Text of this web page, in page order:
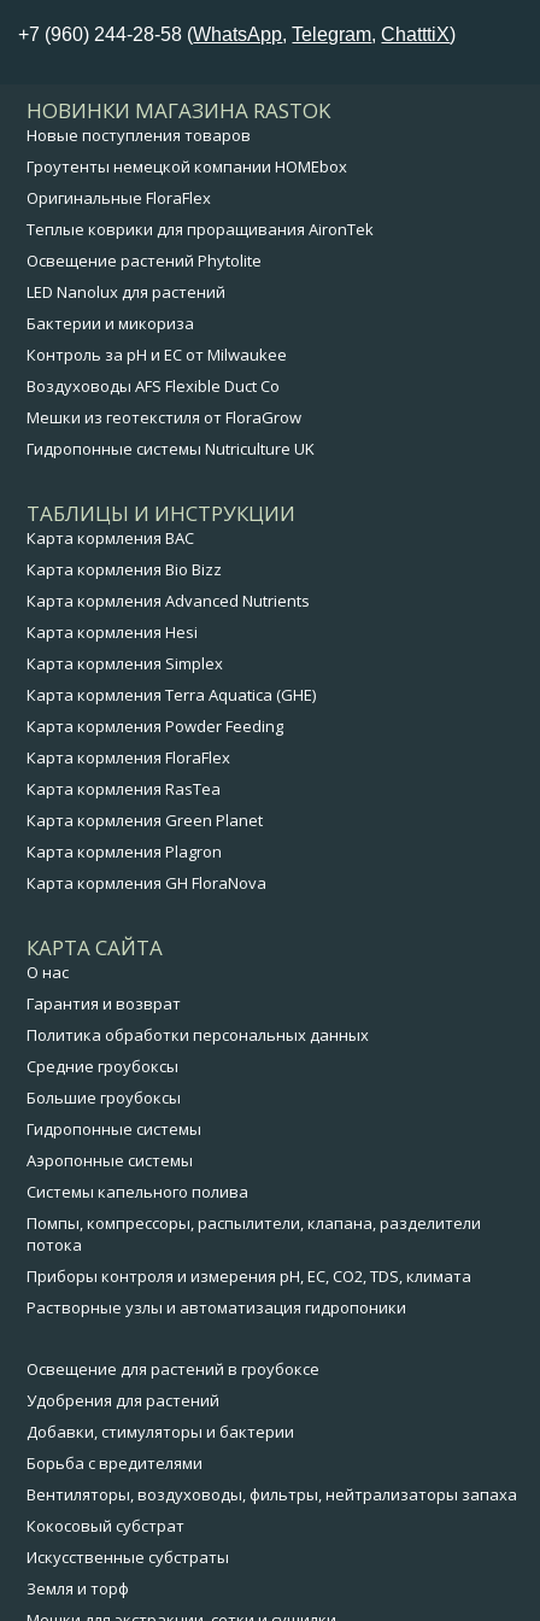
+7 (960) 244-28-58 (WhatsApp,Telegram,ChatttiX)
НОВИНКИ МАГАЗИНА RASTOK
Новые поступления товаров
Гроутенты немецкой компании HOMEbox
Оригинальные FloraFlex
Теплые коврики для проращивания AironTek
Освещение растений Phytolite
LED Nanolux для растений
Бактерии и микориза
Контроль за pH и EC от Milwaukee
Воздуховоды AFS Flexible Duct Co
Мешки из геотекстиля от FloraGrow
Гидропонные системы Nutriculture UK
ТАБЛИЦЫ И ИНСТРУКЦИИ
Карта кормления BAC
Карта кормления Bio Bizz
Карта кормления Advanced Nutrients
Карта кормления Hesi
Карта кормления Simplex
Карта кормления Terra Aquatica (GHE)
Карта кормления Powder Feeding
Карта кормления FloraFlex
Карта кормления RasTea
Карта кормления Green Planet
Карта кормления Plagron
Карта кормления GH FloraNova
КАРТА САЙТА
О нас
Гарантия и возврат
Политика обработки персональных данных
Средние гроубоксы
Большие гроубоксы
Гидропонные системы
Аэропонные системы
Системы капельного полива
Помпы, компрессоры, распылители, клапана, разделители
потока
Приборы контроля и измерения pH, EC, CO2, TDS, климата
Растворные узлы и автоматизация гидропоники
Освещение для растений в гроубоксе
Удобрения для растений
Добавки, стимуляторы и бактерии
Борьба с вредителями
Вентиляторы, воздуховоды, фильтры, нейтрализаторы запаха
Кокосовый субстрат
Искусственные субстраты
Земля и торф